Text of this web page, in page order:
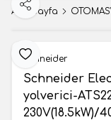
Ana Sayfa
Favoriye Ekle
Paylaş
Schneider
Schneider
yolverici-
230V(18.5kW)/